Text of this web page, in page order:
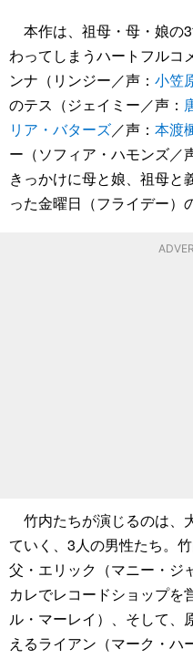
本作は、祖母・母・娘の
わってしまうハートフルコ
ンナ（リンジー／声： 小笠
のテス（ジェイミー／声：
リア・バターズ／声： 本渡
ー（ソフィア・ハモンズ／
きっかけに母と娘、祖母と
った金曜日（フライデー）
竹内たちが演じるのは、
ていく、3人の男性たち。
父・エリック（マニー・ジ
カレでレコードショップを
ル・マーレイ）、そして、
えるライアン（マーク・ハ